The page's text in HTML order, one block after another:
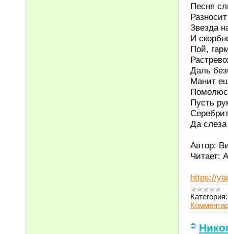
Песня
Звезда
И
Пой,
Даль
Манит
Пусть
Да
Автор:
Читает:
https://
Категория: